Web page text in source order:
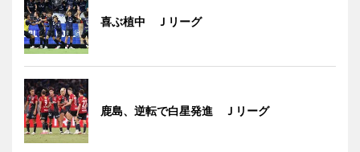
喜ぶ植中 Ｊリーグ
鹿島、逆転で白星発進 Ｊリーグ